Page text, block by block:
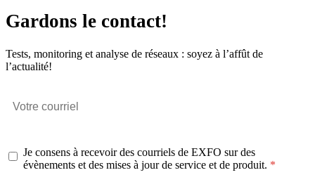
Gardons le contact!
Tests, monitoring et analyse de réseaux : soyez à l’affût de
l’actualité!
Je consens à recevoir des courriels de EXFO sur des
évènements et des mises à jour de service et de produit.